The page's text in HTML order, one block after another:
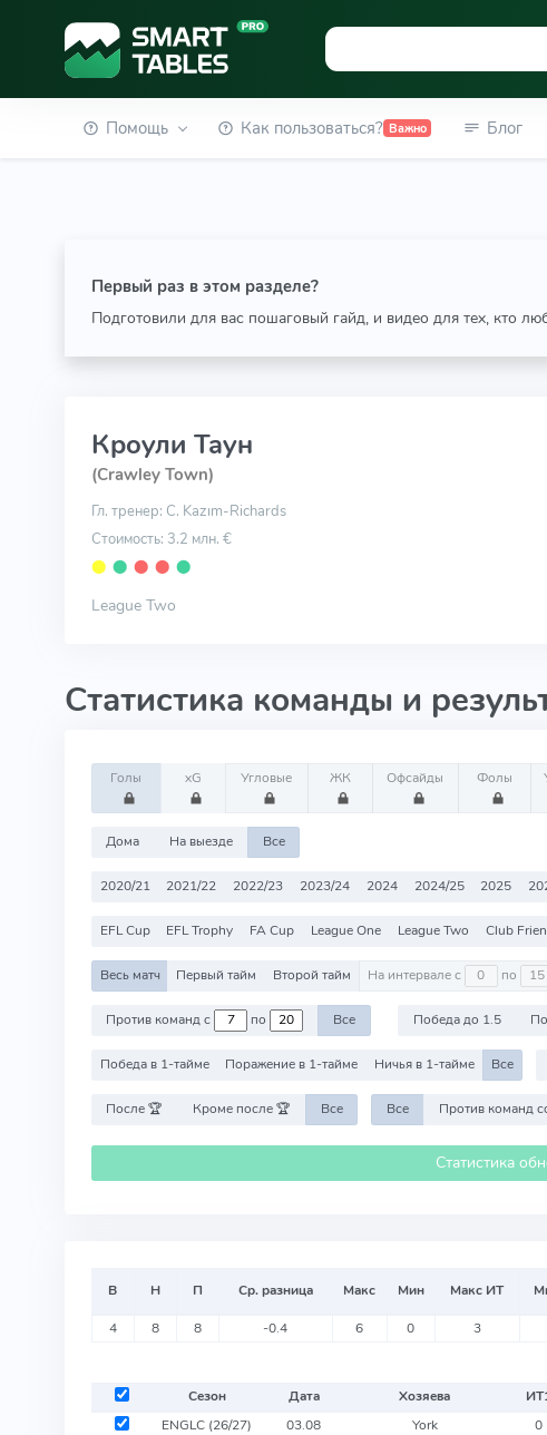
Помощь Как пользоваться? Важно Блог
Первый раз в этом разделе?
Подготовили для вас пошаговый гайд, и видео для тех, кто
Кроули Таун
(Crawley Town)
Гл. тренер: C. Kazım-Richards
Стоимость: 3.2 млн. €
⬤ ⬤ ⬤ ⬤ ⬤
League Two
Статистика команды и
Голы xG Угловые ЖК Офсайды Фолы
Дома На выезде Все
2020/21 2021/22 2022/23 2023/24 2024 2024/25 2025
EFL Cup EFL Trophy FA Cup League One League Two Club
Весь матч Первый тайм Второй тайм На интервале с по
Против команд с по Все Победа до 1.5
Победа в 1-тайме Поражение в 1-тайме Ничья в 1-тайме Все
После 🏆 Кроме после 🏆 Все Все
Статистика
В Н П Ср. разница Макс Мин Макс ИТ
4 8 8 -0.4 6 0 3
Сезон Дата Хозяева ИТ
ENGLC (26/27) 03.08 York 0